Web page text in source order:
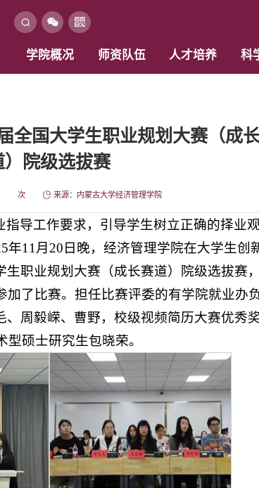
学院概况 师资队伍 人才培养 科
全国大学生职业规划大赛（成
）院级选拔赛
次 来源：内蒙古大学经济管理学院
导工作要求，引导学生树立正确的择业观
年11月20日晚，经济管理学院在大学生创
生职业规划大赛（成长赛道）院级选拔赛
加了比赛。担任比赛评委的有学院就业办
、周毅嵘、曹野，校级视频简历大赛优秀
硕士研究生包晓荣。